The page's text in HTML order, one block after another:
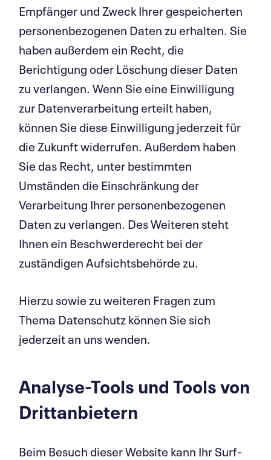
Empfänger und Zweck Ihrer gespeicherten
personenbezogenen Daten zu erhalten. Sie
haben außerdem ein Recht, die
Berichtigung oder Löschung dieser Daten
zu verlangen. Wenn Sie eine Einwilligung
zur Datenverarbeitung erteilt haben,
können Sie diese Einwilligung jederzeit für
die Zukunft widerrufen. Außerdem haben
Sie das Recht, unter bestimmten
Umständen die Einschränkung der
Verarbeitung Ihrer personenbezogenen
Daten zu verlangen. Des Weiteren steht
Ihnen ein Beschwerderecht bei der
zuständigen Aufsichtsbehörde zu.
Hierzu sowie zu weiteren Fragen zum
Thema Datenschutz können Sie sich
jederzeit an uns wenden.
Analyse-Tools und Tools von
Dritt­anbietern
Beim Besuch dieser Website kann Ihr Surf-